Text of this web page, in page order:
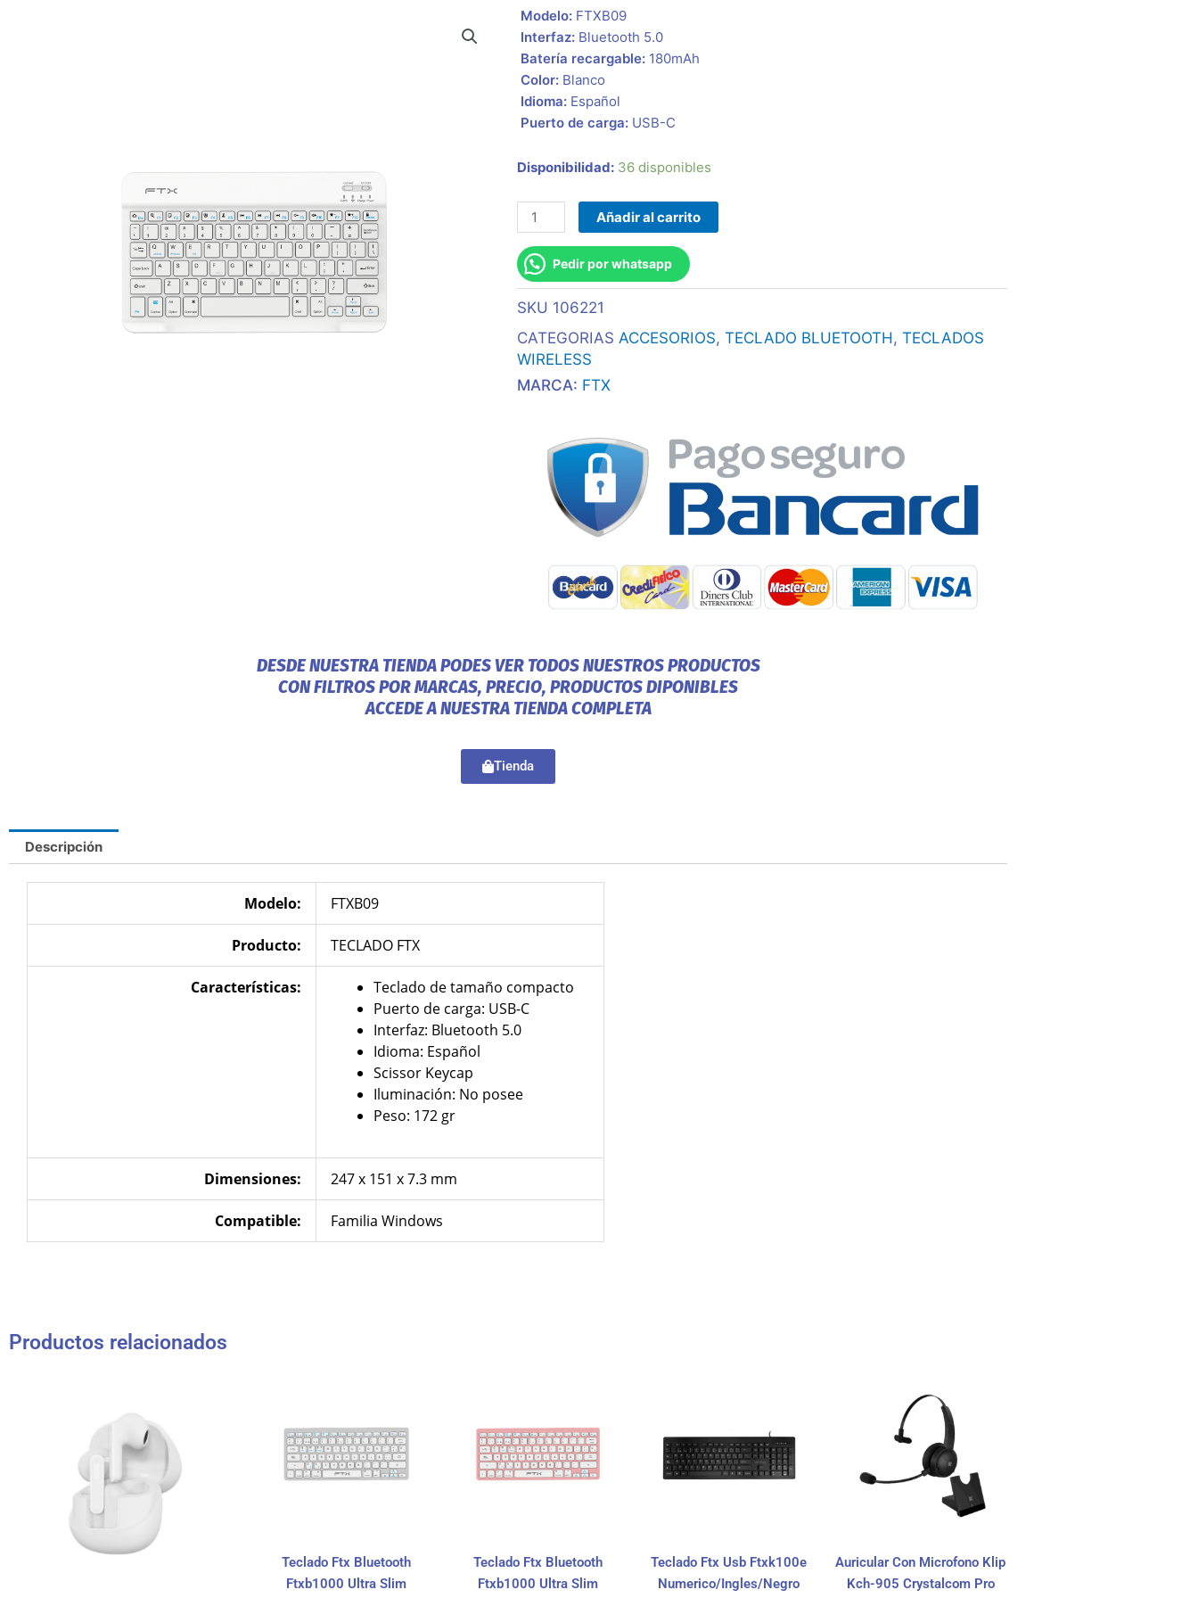
 Modelo: FTXB09
 Interfaz: Bluetooth 5.0
 Batería recargable: 180mAh
 Color: Blanco
 Idioma: Español
 Puerto de carga: USB-C
Disponibilidad: 36 disponibles
Teclado
Bluetooth
Ftxb09
Esp/Blanco
cantidad
Añadir al carrito
Pedir por whatsapp
SKU 106221
CATEGORIAS ACCESORIOS, TECLADO BLUETOOTH, TECLADOS
WIRELESS
MARCA: FTX
DESDE NUESTRA TIENDA PODES VER TODOS NUESTROS PRODUCTOS
CON FILTROS POR MARCAS, PRECIO, PRODUCTOS DIPONIBLES
ACCEDE A NUESTRA TIENDA COMPLETA
Tienda
Descripción
Modelo: FTXB09
Producto: TECLADO FTX
Características:
Teclado de tamaño compacto
Puerto de carga: USB-C
Interfaz: Bluetooth 5.0
Idioma: Español
Scissor Keycap
Iluminación: No posee
Peso: 172 gr
Dimensiones: 247 x 151 x 7.3 mm
Compatible: Familia Windows
Productos relacionados
Teclado Ftx Bluetooth
Ftxb1000 Ultra Slim
Teclado Ftx Bluetooth
Ftxb1000 Ultra Slim
Teclado Ftx Usb Ftxk100e
Numerico/Ingles/Negro
Auricular Con Microfono Klip
Kch-905 Crystalcom Pro